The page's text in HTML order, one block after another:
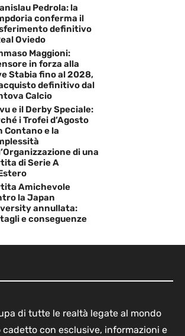
Pedrola: la
conferma il
definitivo
Oviedo
Maggioni:
in forza alla
Stabia fino al 2028,
definitivo dal
Calcio
e il Derby Speciale:
i Trofei d’Agosto
Contano e la
di una
di Serie A
Amichevole
la Japan
annullata:
e conseguenze
di tutte le realtà legate al mondo
con esclusive, informazioni e